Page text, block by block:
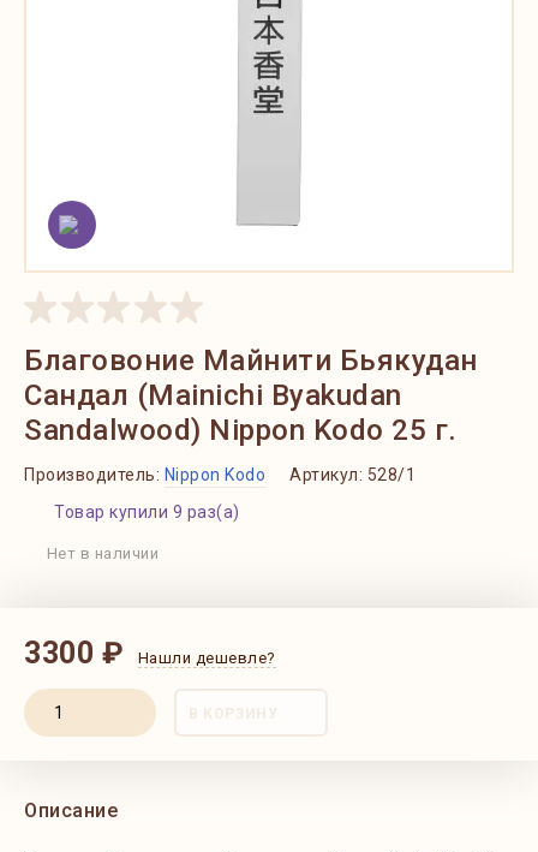
Благовоние Майнити Бьякудан
Сандал (Mainichi Byakudan
Sandalwood) Nippon Kodo 25 г.
Производитель: Nippon Kodo Артикул: 528/1
Товар купили 9 раз(а)
Нет в наличии
3300 ₽ Нашли дешевле?
В КОРЗИНУ
Описание